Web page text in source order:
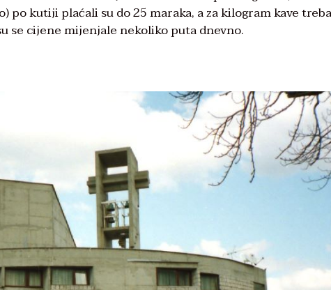
po kutiji plaćali su do 25 maraka, a za kilogram kave
se cijene mijenjale nekoliko puta dnevno.